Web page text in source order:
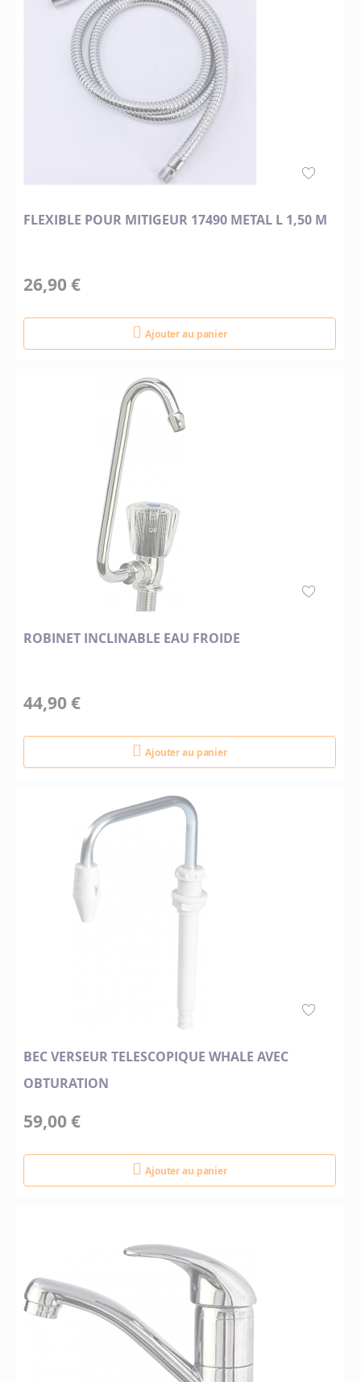
FLEXIBLE POUR MITIGEUR 17490 METAL L 1,50 M
26,90 €
Ajouter au panier
ROBINET INCLINABLE EAU FROIDE
44,90 €
Ajouter au panier
BEC VERSEUR TELESCOPIQUE WHALE AVEC
OBTURATION
59,00 €
Ajouter au panier